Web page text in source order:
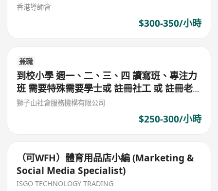
香港導師會
$300-350/小時
兼職
到校小學 週一、二、三、四 讀寫班、專注力
班 需要特殊需要學士或 註冊社工 或 註冊老
師 或 心理學學士 $300/堂 (筲箕灣東)
獅子山社會服務機構有限公司
$250-300/小時
（可WFH）體育用品店小編 (Marketing &
Social Media Specialist)
ISGO TECHNOLOGY TRADING